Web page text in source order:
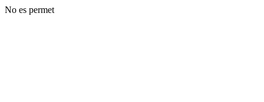
No es permet